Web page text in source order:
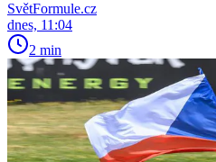
SvětFormule.cz
dnes, 11:04
2 min